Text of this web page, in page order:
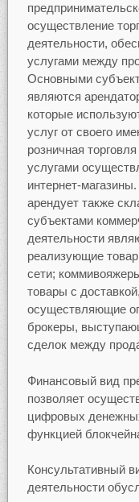
осуществление
деятельности,
услугами между
Основными
являются
которые
услуг от своего
розничная
услугами
интернет-
арендует также
субъектами
деятельности
реализующие
сети;
товары с
осуществляющие
брокеры,
сделок между
Финансовый вид
позволяет
цифровых
функцией
Консультативный
деятельности